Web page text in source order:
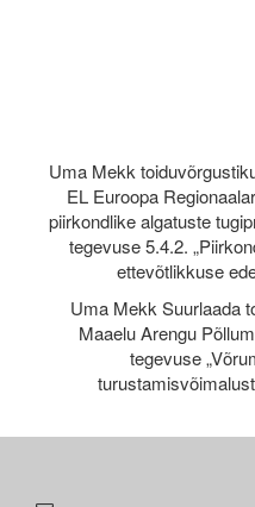
Uma Mekk
EL Euroopa
piirkondlike algatuste
tegevuse 5.4.2.
ettevõtlikkuse
Uma Mekk Suurlaada
Maaelu Arengu
tegevuse